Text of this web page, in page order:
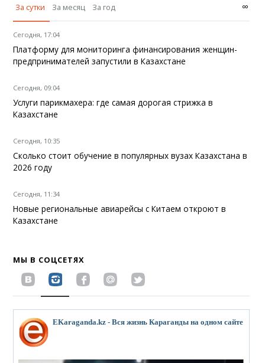
За сутки
За месяц За год ∞
Сегодня, 17:04
Платформу для мониторинга финансирования женщин-
предпринимателей запустили в Казахстане
Сегодня, 09:04
Услуги парикмахера: где самая дорогая стрижка в
Казахстане
Сегодня, 10:35
Сколько стоит обучение в популярных вузах Казахстана в
2026 году
Сегодня, 11:34
Новые региональные авиарейсы с Китаем откроют в
Казахстане
МЫ В СОЦСЕТЯХ
EKaraganda.kz - Вся жизнь Караганды на одном сайте